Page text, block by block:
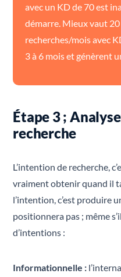
avec un KD de 70 est
démarre. Mieux vaut
recherches/mois avec
3 à 6 mois et génèrent
Étape 3 ;
recherche
L’intention de recherche,
vraiment obtenir quand il
l’intention, c’est produire
positionnera pas ; même
d’intentions :
Informationnelle :